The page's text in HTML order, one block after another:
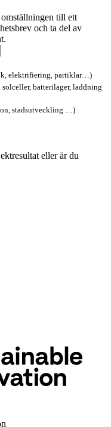
till ett
och ta del av
elektrifiering, partiklar…)
batterilager, laddning
stadsutveckling …)
eller är du